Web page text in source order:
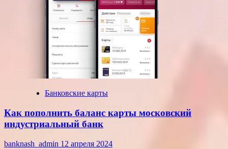
Банковские карты
Как пополнить баланс карты московский
индустриальный банк
banknash_admin 12 апреля 2024